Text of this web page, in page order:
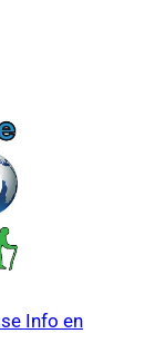
Info en